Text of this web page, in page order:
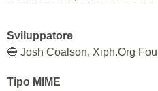
Sviluppatore
🔵 Josh Coalson, Xiph.Org
Tipo MIME